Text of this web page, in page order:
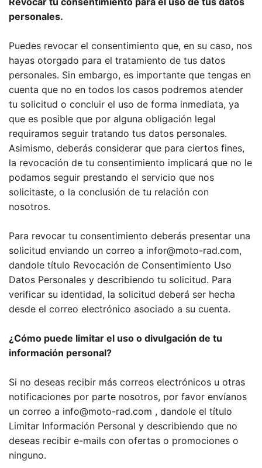
personales.
Puedes revocar el consentimiento que, en su caso, nos
hayas otorgado para el tratamiento de tus datos
personales. Sin embargo, es importante que tengas en
cuenta que no en todos los casos podremos atender
tu solicitud o concluir el uso de forma inmediata, ya
que es posible que por alguna obligación legal
requiramos seguir tratando tus datos personales.
Asimismo, deberás considerar que para ciertos fines,
la revocación de tu consentimiento implicará que no le
podamos seguir prestando el servicio que nos
solicitaste, o la conclusión de tu relación con
nosotros.
Para revocar tu consentimiento deberás presentar una
solicitud enviando un correo a infor@moto-rad.com,
dandole título Revocación de Consentimiento Uso
Datos Personales y describiendo tu solicitud. Para
verificar su identidad, la solicitud deberá ser hecha
desde el correo electrónico asociado a su cuenta.
¿Cómo puede limitar el uso o divulgación de tu
información personal?
Si no deseas recibir más correos electrónicos u otras
notificaciones por parte nosotros, por favor envíanos
un correo a info@moto-rad.com , dandole el título
Limitar Información Personal y describiendo que no
deseas recibir e-mails con ofertas o promociones o
ninguno.